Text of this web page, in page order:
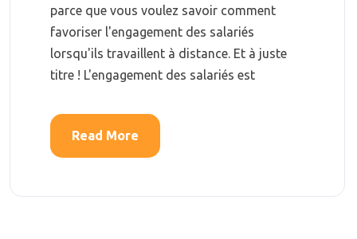
parce que vous voulez savoir comment
favoriser l'engagement des salariés
lorsqu'ils travaillent à distance. Et à juste
titre ! L'engagement des salariés est
Read More